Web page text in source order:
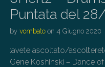
Puntata del
by vombato on 4 Giugno 2020
:avete ascoltato/
Gene Koshinski – Dance